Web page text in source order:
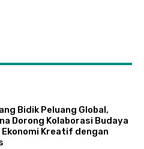
Bidik Peluang Global,
Dorong Kolaborasi Budaya
Ekonomi Kreatif dengan